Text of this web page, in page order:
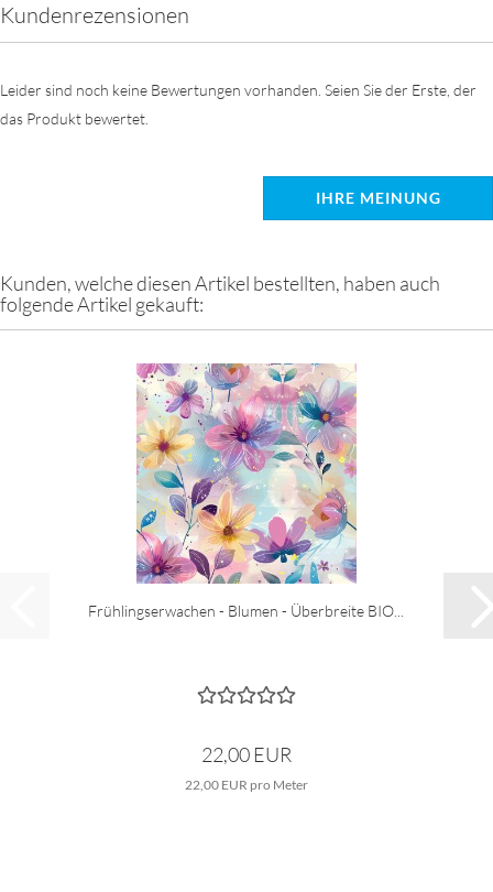
Kundenrezensionen
Leider sind noch keine Bewertungen vorhanden. Seien Sie der Erste, der
das Produkt bewertet.
IHRE MEINUNG
Kunden, welche diesen Artikel bestellten, haben auch
folgende Artikel gekauft:
Frühlingserwachen - Blumen - Überbreite BIO...
22,00 EUR
22,00 EUR pro Meter